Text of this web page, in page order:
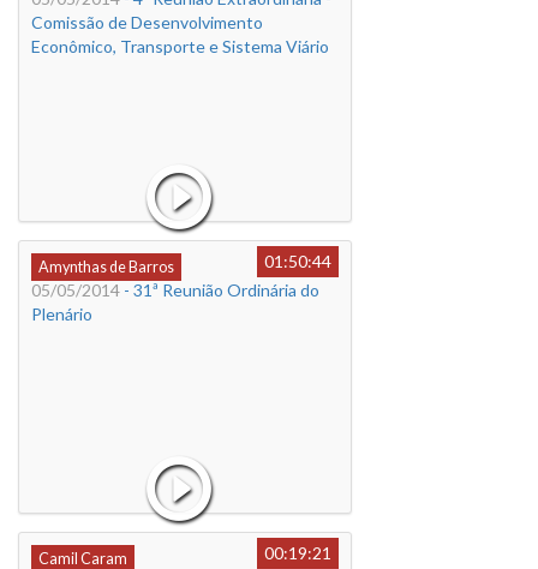
Comissão de Desenvolvimento
Econômico, Transporte e Sistema Viário
Amynthas de Barros
01:50:44
05/05/2014 - 31ª Reunião Ordinária do
Plenário
Camil Caram
00:19:21